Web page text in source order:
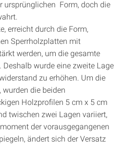
ursprünglichen Form, doch die
erreicht durch die Form,
Sperrholzplatten mit
werden, um die gesamte
wurde eine zweite Lage
zu erhöhen. Um die
die beiden
Holzprofilen 5 cm x 5 cm
twischen zwei Lagen variiert,
der vorausgegangenen
ändert sich der Versatz